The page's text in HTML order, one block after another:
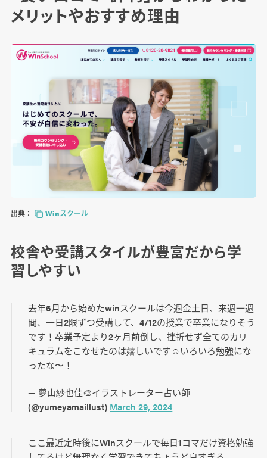
Webマスター┃デザインから実装までWeb制作
WEB・映像スペシャリスト│ソフトの使い方を
MOS資格対策講座│Excel、Wordのエキスパー
ト資格を目指す
建築CADマスター│AutoCAD LTの基本から応
用技術まで習得
Winスクールの未経験転職の実情
め？
メリットやおすすめ理由
出典： Winスクール
校舎や受講スタイルが豊富だから学
習しやすい
去年6月から始めたwinスクールは今週金土日、来週一週
間、一日2限ずつ受講して、4/12の授業で卒業になりそう
です！卒業予定より2ヶ月前倒し、挫折せず全てのカリ
キュラムをこなせたのは嬉しいです☺️いろいろ勉強にな
ったな〜！
— 夢山紗也佳🎨イラストレーター占い師
(@yumeyamaillust) March 29, 2024
ここ最近定時後にWinスクールで毎日1コマだけ資格勉強